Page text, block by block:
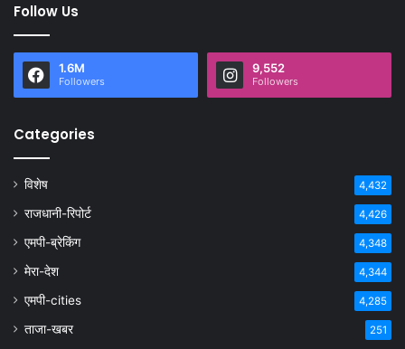
Follow Us
1.6M
Followers
9,552
Followers
Categories
विशेष 4,432
राजधानी-रिपोर्ट 4,426
एमपी-ब्रेकिंग 4,348
मेरा-देश 4,344
एमपी-cities 4,285
ताजा-खबर 251